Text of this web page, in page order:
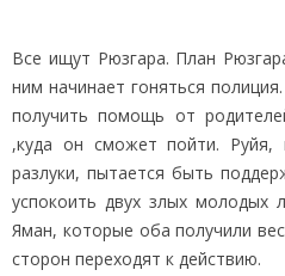
Все ищут Рюзгара. План
ним начинает гоняться
получить помощь от
,куда он сможет пойти.
разлуки, пытается быть
успокоить двух злых молодых
Яман, которые оба получили
сторон переходят к действию.